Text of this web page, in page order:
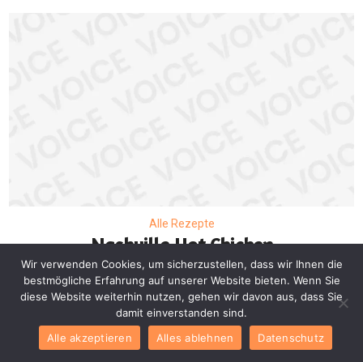
Alle Rezepte
Nashville Hot Chicken
Sandwiches – Wraps
Rezepte Hähnchen
Wir verwenden Cookies, um sicherzustellen, dass wir Ihnen die
bestmögliche Erfahrung auf unserer Website bieten. Wenn Sie
diese Website weiterhin nutzen, gehen wir davon aus, dass Sie
damit einverstanden sind.
Alle akzeptieren
Alles ablehnen Datenschutz